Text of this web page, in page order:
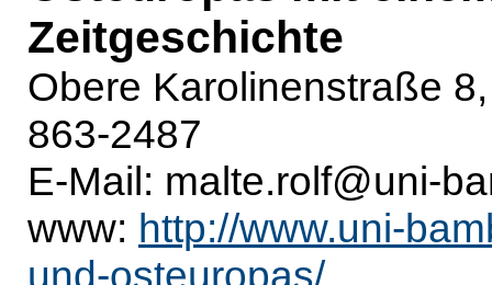
Zeitgeschichte
Obere Karolinenstraße
863-2487
E-Mail: malte.rolf@uni-
www: http://www.uni-
und-osteuropas/